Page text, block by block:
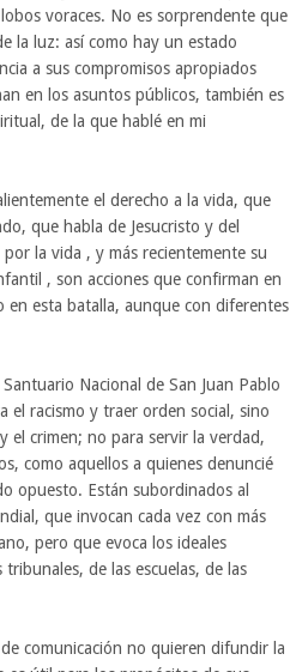
voraces. No es sorprendente que
la luz: así como hay un estado
a sus compromisos apropiados
en los asuntos públicos, también es
de la que hablé en mi
el derecho a la vida, que
que habla de Jesucristo y del
la vida , y más recientemente su
, son acciones que confirman en
en esta batalla, aunque con diferentes
Nacional de San Juan Pablo
el racismo y traer orden social, sino
el crimen; no para servir la verdad,
como aquellos a quienes denuncié
opuesto. Están subordinados al
que invocan cada vez con más
pero que evoca los ideales
de las escuelas, de las
comunicación no quieren difundir la